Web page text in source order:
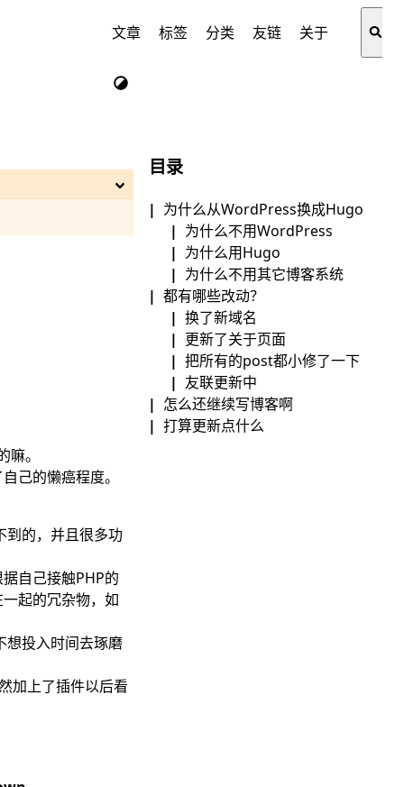
文章 标签 分类 友链 关于
目录
为什么从WordPress换成Hugo
为什么不用WordPress
为什么用Hugo
为什么不用其它博客系统
都有哪些改动？
换了新域名
更新了关于页面
把所有的post都小修了一下
友联更新中
怎么还继续写博客啊
打算更新点什么
。
己的懒癌程度。
的，并且很多功
自己接触PHP的
起的冗杂物，如
想投入时间去琢磨
加上了插件以后看